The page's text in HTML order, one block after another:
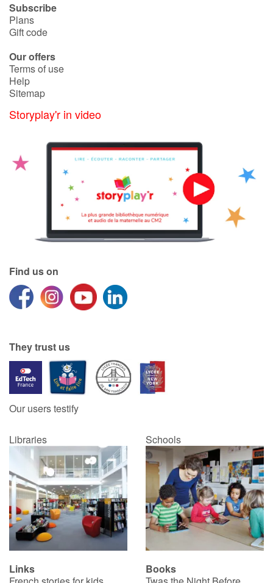
Subscribe
Plans
Gift code
Our offers
Terms of use
Help
Sitemap
Storyplay'r in video
Find us on
They trust us
Our users testify
Libraries Schools
Links
Books